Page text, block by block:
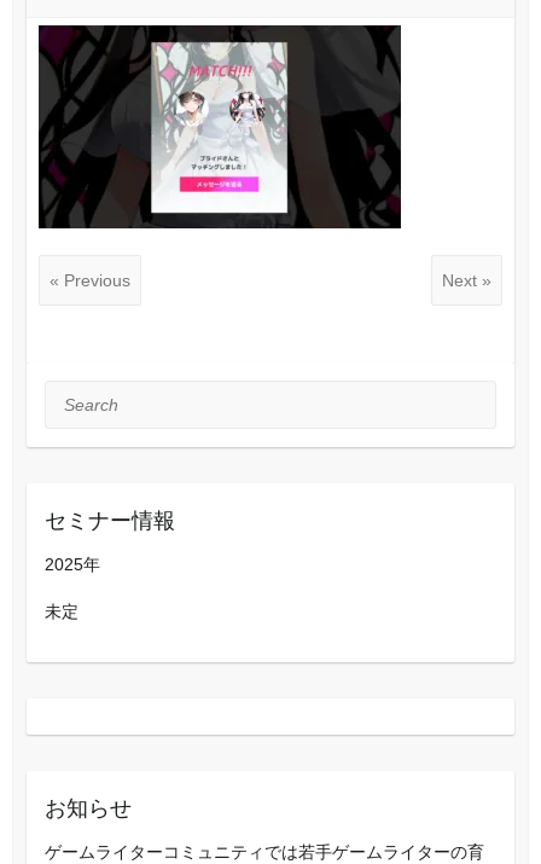
« Previous Next »
Search
セミナー情報
2025年
未定
お知らせ
ゲームライターコミュニティでは若手ゲームライターの育